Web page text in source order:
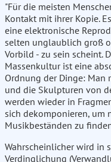
"Für die meisten
Kontakt mit ihrer Kopie.
eine elektronische
selten unglaublich groß
Vorbild - zu sein scheint.
Massenkultur ist eine
Ordnung der Dinge: Man
und die Skulpturen von
werden wieder in
sich dekomponieren, um
Musikbeständen zu
Wahrscheinlicher wird in
Verdinglichung